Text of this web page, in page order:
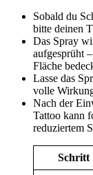
Sobald du
bitte deinen
Das Spray
aufgesprüht
Fläche
Lasse das
volle
Nach der
Tattoo kann
reduziertem
Schritt